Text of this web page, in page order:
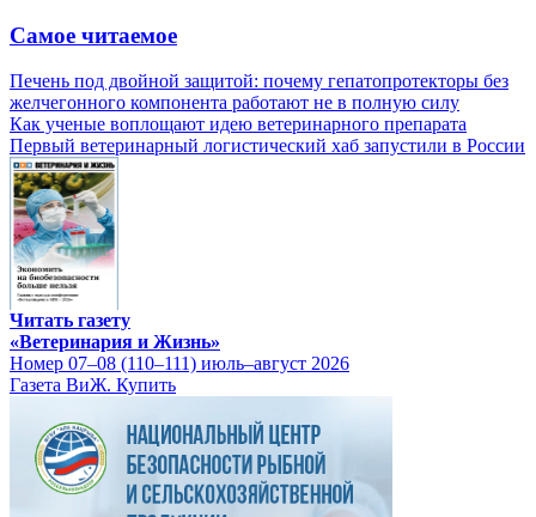
Самое читаемое
Печень под двойной защитой: почему гепатопротекторы без
желчегонного компонента работают не в полную силу
Как ученые воплощают идею ветеринарного препарата
Первый ветеринарный логистический хаб запустили в России
Читать газету
«Ветеринария и Жизнь»
Номер 07–08 (110–111) июль–август 2026
Газета ВиЖ. Купить